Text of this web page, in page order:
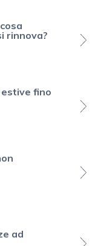
rinnova?
fino
ad